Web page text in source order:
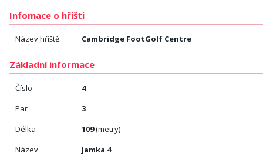
Infomace o hřišti
Název hřiště Cambridge FootGolf Centre
Základní informace
Číslo
4
Par
3
Délka
109(metry)
Název
Jamka 4